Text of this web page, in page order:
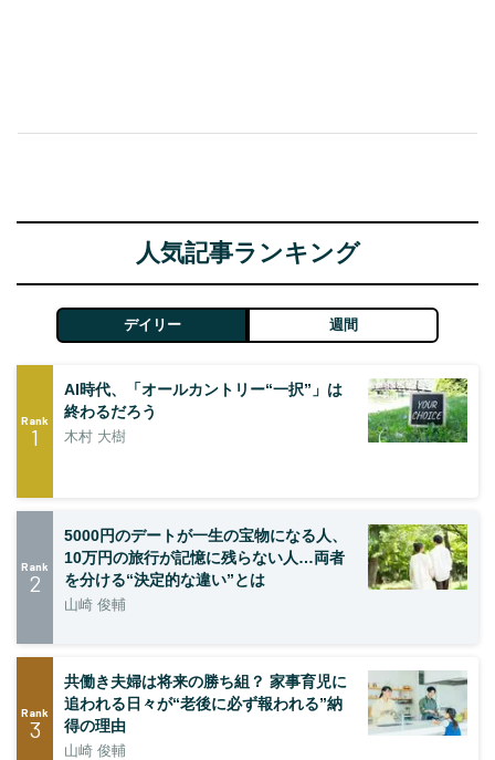
人気記事ランキング
デイリー 週間
Rank
1
AI時代、「オールカントリー“一択”」は
終わるだろう
木村 大樹
Rank
2
5000円のデートが一生の宝物になる人、
10万円の旅行が記憶に残らない人…両者
を分ける“決定的な違い”とは
山崎 俊輔
Rank
3
共働き夫婦は将来の勝ち組？ 家事育児に
追われる日々が“老後に必ず報われる”納
得の理由
山崎 俊輔